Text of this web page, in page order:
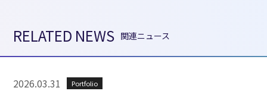
RELATED NEWS 関連ニュース
2026.03.31 Portfolio